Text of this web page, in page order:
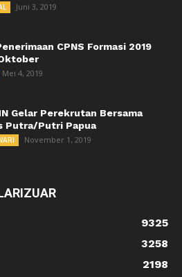
Juni 3, 2019
CPNS Formasi 2019
Mei 4, 2019
Gelar Perekrutan Bersama
Putra/Putri Papua
November 1, 2019
9325
3258
2198